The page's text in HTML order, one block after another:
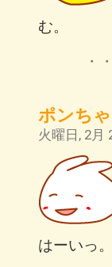
む。
・
ポンち
火曜日, 2月
はーいっ